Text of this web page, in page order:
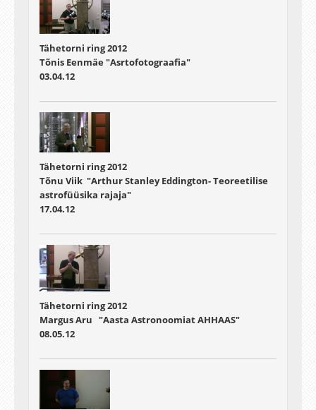
Tähetorni ring 2012
Tõnis Eenmäe "Asrtofotograafia"
03.04.12
Tähetorni ring 2012
Tõnu Viik "Arthur Stanley Eddington- Teoreetilise
astrofüüsika rajaja"
17.04.12
Tähetorni ring 2012
Margus Aru "Aasta Astronoomiat AHHAAS"
08.05.12